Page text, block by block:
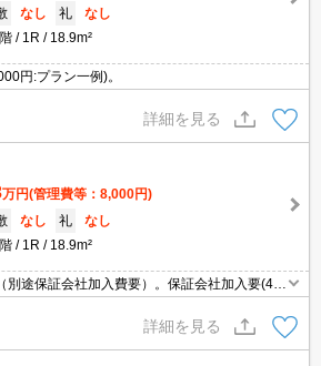
なし 礼
なし
1R 18.9m²
円:プラン一例)。
詳細を見る
万円(管理費等：8,000円)
なし 礼
なし
1R 18.9m²
別途保証会社加入費要）。保証会社加入要(40,
詳細を見る